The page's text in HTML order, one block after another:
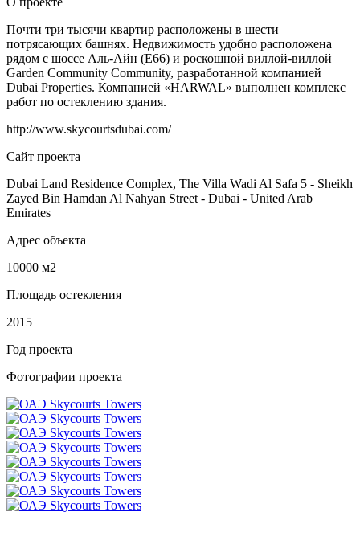
Почти три тысячи квартир расположены в шести
потрясающих башнях. Недвижимость удобно расположена
рядом с шоссе Аль-Айн (E66) и роскошной виллой-виллой
Garden Community Community, разработанной компанией
Dubai Properties. Компанией «HARWAL» выполнен комплекс
работ по остеклению здания.
http://www.skycourtsdubai.com/
Сайт проекта
Dubai Land Residence Complex, The Villa Wadi Al Safa 5 - Sheikh
Zayed Bin Hamdan Al Nahyan Street - Dubai - United Arab
Emirates
Адрес объекта
10000 м2
Площадь остекления
2015
Год проекта
Фотографии проекта